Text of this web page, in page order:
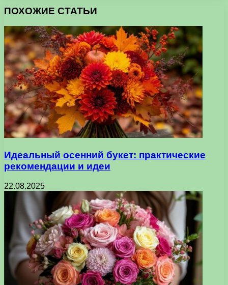
ПОХОЖИЕ СТАТЬИ
Идеальный осенний букет: практические
рекомендации и идеи
22.08.2025